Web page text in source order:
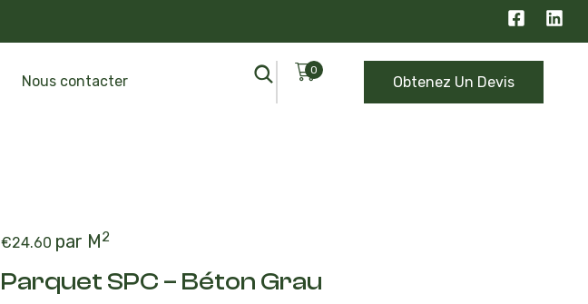
Nous contacter
0
Obtenez Un Devis
€24.60 par M2
Parquet SPC – Béton Grau